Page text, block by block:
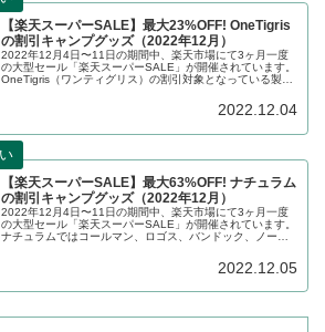
【楽天スーパーSALE】最大23%OFF! OneTigris
の割引キャンプグッズ（2022年12月）
2022年12月4日〜11日の期間中、楽天市場にて3ヶ月一度
の大型セール「楽天スーパーSALE」が開催されています。
OneTigris（ワンティグリス）の割引対象となっている製
2022.12.04
【楽天スーパーSALE】最大63%OFF! ナチュラム
の割引キャンプグッズ（2022年12月）
2022年12月4日〜11日の期間中、楽天市場にて3ヶ月一度
の大型セール「楽天スーパーSALE」が開催されています。
ナチュラムではコールマン、ロゴス、バンドック、ノース
2022.12.05